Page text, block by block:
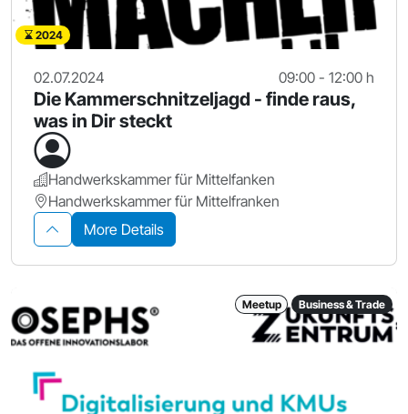
2024
02.07.2024 09:00 - 12:00 h
Die Kammerschnitzeljagd - finde raus,
was in Dir steckt
Handwerkskammer für Mittelfanken
Handwerkskammer für Mittelfranken
More Details
Meetup Business & Trade